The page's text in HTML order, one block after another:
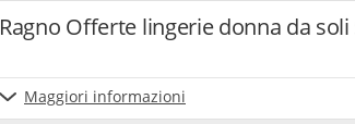
Ragno Offerte lingerie donna da soli
Maggiori informazioni